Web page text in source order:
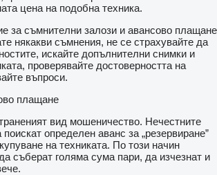
цена на подобна техника.
за съмнителни залози и авансово плащане
някакви съмнения, не се страхувайте да
искайте допълнителни снимки и
проверявайте достоверността на
въпроси.
плащане
вид мошеничество. Нечестните
определен аванс за „резервиране”
на техниката. По този начин
съберат голяма сума пари, да изчезнат и